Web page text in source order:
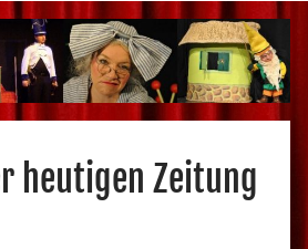
heutigen Zeitung